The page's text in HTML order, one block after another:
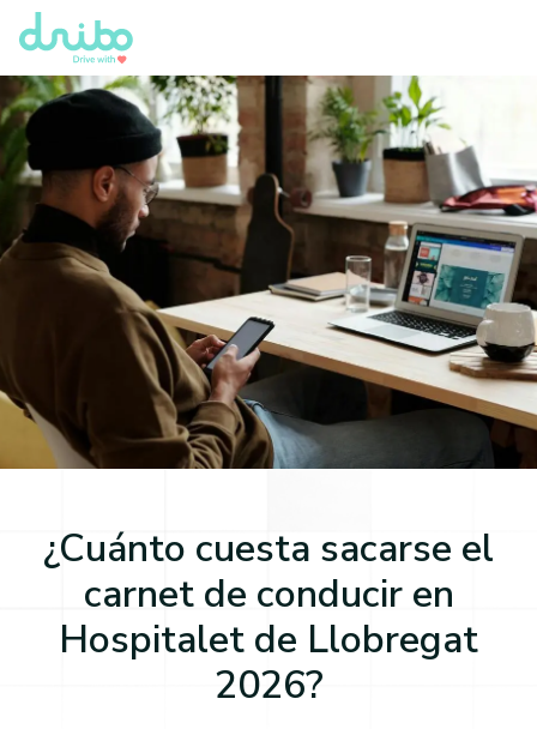
¿Cuánto cuesta sacarse el
carnet de conducir en
Hospitalet de Llobregat
2026?